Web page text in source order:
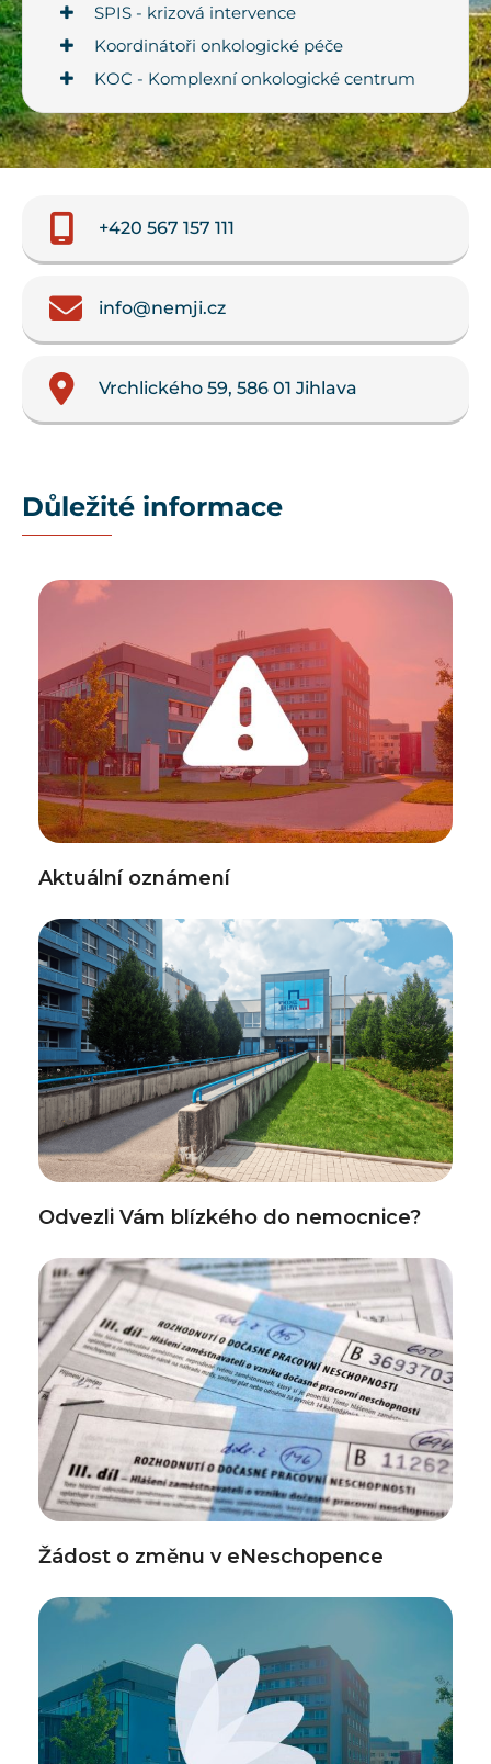
SPIS - krizová intervence
Koordinátoři onkologické péče
KOC - Komplexní onkologické centrum
+420 567 157 111
info@nemji.cz
Vrchlického 59, 586 01 Jihlava
Důležité informace
Aktuální oznámení
Odvezli Vám blízkého do nemocnice?
Žádost o změnu v eNeschopence